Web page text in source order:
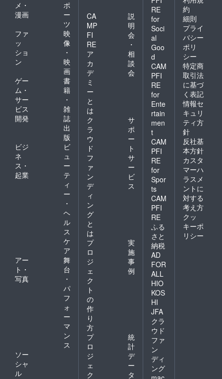
メ・
漫画
ポ
ー
ツ
ファ
ッ
ショ
ン
映
像
・
映
画
ゲー
ム・
サー
ビス
開発
書
籍
・
雑
誌
出
版
ビジ
ネ
ス・
起業
ビ
ュ
ー
テ
ィ
ー
・
ヘ
ル
ス
ケ
ア
アー
ト・
写真
舞
台
・
パ
フ
ォ
ー
マ
ン
ス
ソー
シャ
ル
CA
MP
FI
RE
ア
カ
デ
ミ
ー
と
は
説
明
会
・
相
談
会
ク
ラ
ウ
ド
フ
ァ
ン
デ
ィ
ン
グ
と
は
サ
ポ
ー
ト
サ
ー
ビ
ス
プ
ロ
ジ
ェ
ク
ト
の
作
り
方
実
施
事
例
プ
ロ
ジ
ェ
ク
統
計
デ
ー
タ
RE
for
Soci
al
Goo
d
CAM
PFI
RE
for
Ente
rtain
men
t
CAM
PFI
RE
for
Spor
ts
CAM
PFI
RE
ふる
さと
納税
AD
FOR
ALL
HIO
KOS
HI
JFA
クラ
ウド
ファ
ン
ディ
ング
約
細則
プライ
バシー
ポリ
シー
特定商
取引法
に基づ
く表記
情報セ
キュリ
ティ方
針
反社基
本方針
カスタ
マーハ
ラスメ
ントに
対する
考え方
クッ
キーポ
リシー